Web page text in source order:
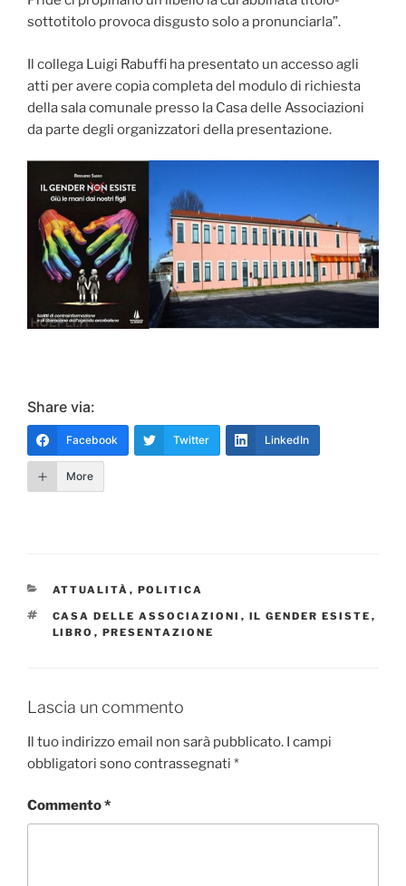
sottotitolo provoca disgusto solo a pronunciarla”.
Il collega Luigi Rabuffi ha presentato un accesso agli
atti per avere copia completa del modulo di richiesta
della sala comunale presso la Casa delle Associazioni
da parte degli organizzatori della presentazione.
Share via:
Facebook Twitter LinkedIn
More
CATEGORIE
ATTUALITÀ , POLITICA
TAG
CASA DELLE ASSOCIAZIONI , IL GENDER ESISTE ,
LIBRO , PRESENTAZIONE
Lascia un commento
Il tuo indirizzo email non sarà pubblicato. I campi
obbligatori sono contrassegnati *
Commento*